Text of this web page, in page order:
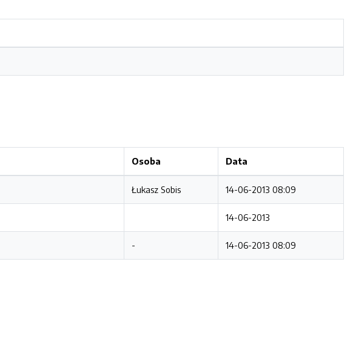
Osoba Data
Łukasz Sobis 14-06-2013 08:09
14-06-2013
- 14-06-2013 08:09